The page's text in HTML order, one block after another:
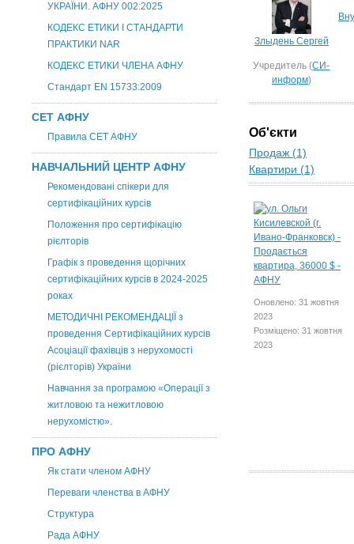
УКРАЇНИ. АФНУ 002:2025
КОДЕКС ЕТИКИ І СТАНДАРТИ
ПРАКТИКИ NAR
КОДЕКС ЕТИКИ ЧЛЕНА АФНУ
Стандарт EN 15733:2009
СЕТ АФНУ
Правила СЕТ АФНУ
НАВЧАЛЬНИЙ ЦЕНТР АФНУ
Рекомендовані спікери для
сертифікаційних курсів
Положення про сертифікацію
рієлторів
Графік з проведення щорічних
сертифікаційних курсів в 2024-2025
роках
МЕТОДИЧНІ РЕКОМЕНДАЦІЇ з
проведення Сертифікаційних курсів
Асоціації фахівців з нерухомості
(рієлторів) України
Навчання за програмою «Операції з
житловою та нежитловою
нерухомістю».
ПРО АФНУ
Як стати членом АФНУ
Переваги членства в АФНУ
Структура
Рада АФНУ
Злыдень Сергей
Учредитель (СИ-
информ)
Об'єкти
Продаж (1)
Квартири (1)
Оновлено: 31 жовтня
2023
Розміщено: 31 жовтня
2023